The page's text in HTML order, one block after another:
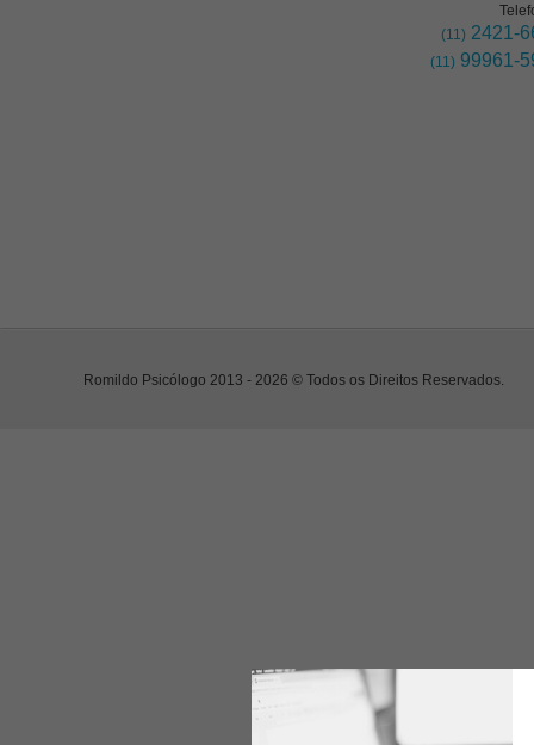
(11) 2421-
(11) 99961-
Romildo Psicólogo 2013 - 2026 © Todos os Direitos Reservados.